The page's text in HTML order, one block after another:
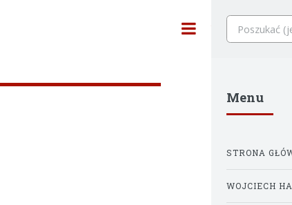
Menu
STRONA
WOJCIECH
Toggle